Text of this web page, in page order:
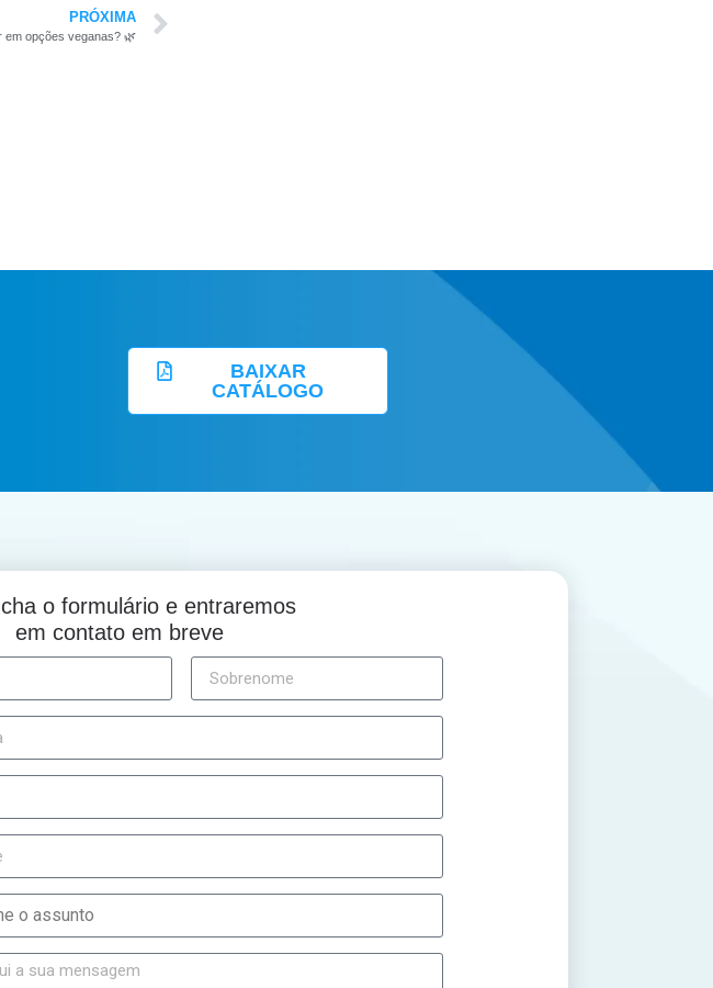
PRÓXIMA
em opções veganas? 🌿
BAIXAR
CATÁLOGO
o formulário e entraremos
em contato em breve